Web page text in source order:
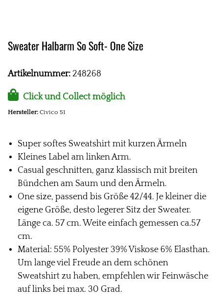
Sweater Halbarm So Soft- One Size
Artikelnummer: 248268
Click und Collect möglich
Hersteller: Civico 51
Super softes Sweatshirt mit kurzen Ärmeln
Kleines Label am linken Arm.
Casual geschnitten, ganz klassisch mit breiten
Bündchen am Saum und den Ärmeln.
One size, passend bis Größe 42/44. Je kleiner die
eigene Größe, desto legerer Sitz der Sweater.
Länge ca. 57 cm. Weite einfach gemessen ca.57
cm.
Material: 55% Polyester 39% Viskose 6% Elasthan.
Um lange viel Freude an dem schönen
Sweatshirt zu haben, empfehlen wir Feinwäsche
auf links bei max. 30 Grad.